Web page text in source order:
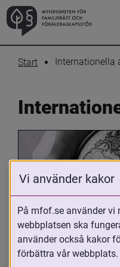
Start Internationella
Oavsett om du är
adoptivförälder
Vi använder kakor
På mfof.se använder
webbplatsen ska
använder också kakor
förbättra vår webbplats.